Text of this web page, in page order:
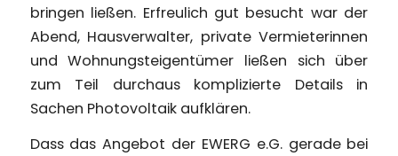
bringen ließen. Erfreulich gut besucht war der
Abend, Hausverwalter, private Vermieterinnen
und Wohnungsteigentümer ließen sich über
zum Teil durchaus komplizierte Details in
Sachen Photovoltaik aufklären.
Dass das Angebot der EWERG e.G. gerade bei